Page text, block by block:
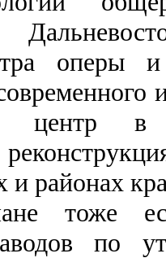
оперы
центр в
и районах
тоже
по